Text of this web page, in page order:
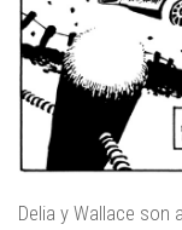
Delia y Wallace son